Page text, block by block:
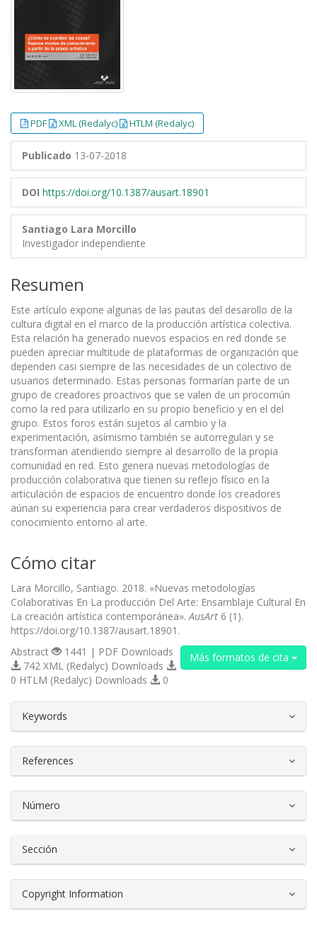
PDF XML (Redalyc) HTLM (Redalyc)
Publicado 13-07-2018
DOI https://doi.org/10.1387/ausart.18901
Santiago Lara Morcillo
Investigador independiente
Resumen
Este artículo expone algunas de las pautas del desarollo de la
cultura digital en el marco de la producción artística colectiva.
Esta relación ha generado nuevos espacios en red donde se
pueden apreciar multitude de plataformas de organización que
dependen casi siempre de las necesidades de un colectivo de
usuarios determinado. Estas personas formarían parte de un
grupo de creadores proactivos que se valen de un procomún
como la red para utilizarlo en su propio beneficio y en el del
grupo. Estos foros están sujetos al cambio y la
experimentación, asímismo también se autorregulan y se
transforman atendiendo siempre al desarrollo de la propia
comunidad en red. Esto genera nuevas metodologías de
producción colaborativa que tienen su reflejo físico en la
articulación de espacios de encuentro donde los creadores
aúnan su experiencia para crear verdaderos dispositivos de
conocimiento entorno al arte.
Cómo citar
Lara Morcillo, Santiago. 2018. «Nuevas metodologías
Colaborativas En La producción Del Arte: Ensamblaje Cultural En
La creación artística contemporánea». AusArt 6 (1).
https://doi.org/10.1387/ausart.18901.
Más formatos de cita
Abstract
1441 | PDF Downloads
742 XML (Redalyc) Downloads
0 HTLM (Redalyc) Downloads
0
Keywords
References
Número
Sección
Copyright Information